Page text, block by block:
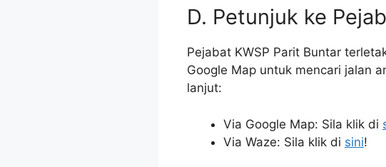
D. Petunjuk ke
Pejabat KWSP Parit Buntar
Google Map untuk mencari jalan
lanjut:
Via Google Map: Sila klik di
Via Waze: Sila klik di sini!